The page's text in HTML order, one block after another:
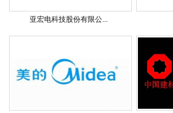
亚宏电科技股份有限公...